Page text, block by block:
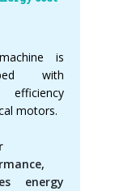
is
with
motors.
energy